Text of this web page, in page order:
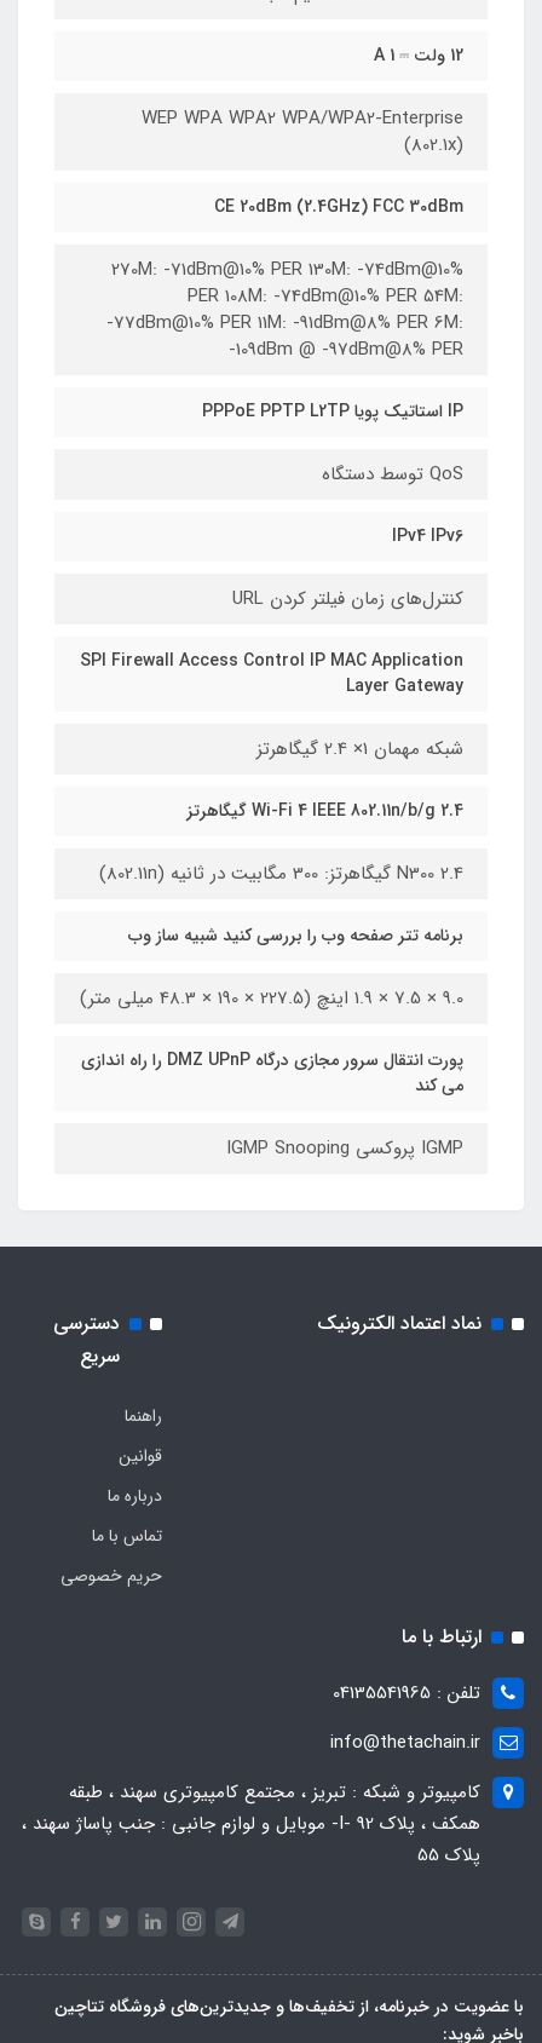
12 ولت ⎓ 1 A
WEP WPA WPA2 WPA/WPA2-Enterprise
(802.1x)
CE 20dBm (2.4GHz) FCC 30dBm
270M: -71dBm@10% PER 130M: -74dBm@10%
PER 108M: -74dBm@10% PER 54M:
-77dBm@10% PER 11M: -91dBm@8% PER 6M:
-109dBm @ -97dBm@8% PER
IP استاتیک پویا PPPoE PPTP L2TP
QoS توسط دستگاه
IPv4 IPv6
کنترل‌های زمان فیلتر کردن URL
SPI Firewall Access Control IP MAC Application
Layer Gateway
شبکه مهمان 1× 2.4 گیگاهرتز
Wi-Fi 4 IEEE 802.11n/b/g 2.4 گیگاهرتز
N300 2.4 گیگاهرتز: 300 مگابیت در ثانیه (802.11n)
برنامه تتر صفحه وب را بررسی کنید شبیه ساز وب
9.0 × 7.5 × 1.9 اینچ (227.5 × 190 × 48.3 میلی متر)
پورت انتقال سرور مجازی درگاه DMZ UPnP را راه اندازی
می کند
IGMP پروکسی IGMP Snooping
نماد اعتماد الکترونیک
دسترسی
سریع
راهنما
قوانین
درباره ما
تماس با ما
حریم خصوصی
ارتباط با ما
تلفن : 04135541965
info@thetachain.ir
کامپیوتر و شبکه : تبریز ، مجتمع کامپیوتری سهند ، طبقه
همکف ، پلاک 92 -I- موبایل و لوازم جانبی : جنب پاساژ سهند ،
پلاک 55
با عضویت در خبرنامه، از تخفیف‌ها و جدیدترین‌های فروشگاه تتاچین
باخبر شوید: